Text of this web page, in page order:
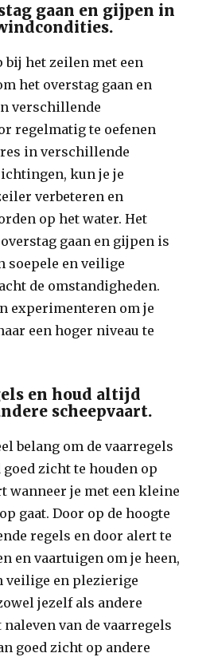
gaan en gijpen in
het zeilen met een
het overstag gaan en
verschillende
regelmatig te oefenen
in verschillende
kun je je
verbeteren en
op het water. Het
gaan en gijpen is
soepele en veilige
de omstandigheden.
experimenteren om je
een hoger niveau te
en houd altijd
scheepvaart.
belang om de vaarregels
zicht te houden op
wanneer je met een kleine
gaat. Door op de hoogte
regels en door alert te
en vaartuigen om je heen,
veilige en plezierige
jezelf als andere
van de vaarregels
goed zicht op andere